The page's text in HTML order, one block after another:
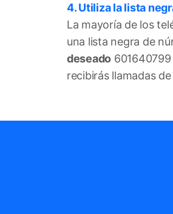
4. Utiliza la lista
La mayoría de los
una lista negra de
deseado
recibirás llamadas de